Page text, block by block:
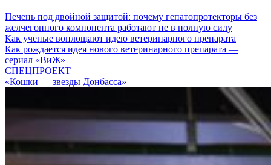
Печень под двойной защитой: почему гепатопротекторы без
желчегонного компонента работают не в полную силу
Как ученые воплощают идею ветеринарного препарата
Как рождается идея нового ветеринарного препарата —
сериал «ВиЖ»
СПЕЦПРОЕКТ
«Кошки — звезды Донбасса»